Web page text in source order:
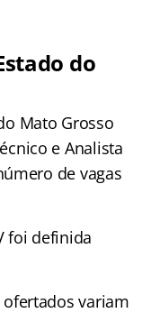
do
Mato Grosso
e Analista
de vagas
foi definida
variam